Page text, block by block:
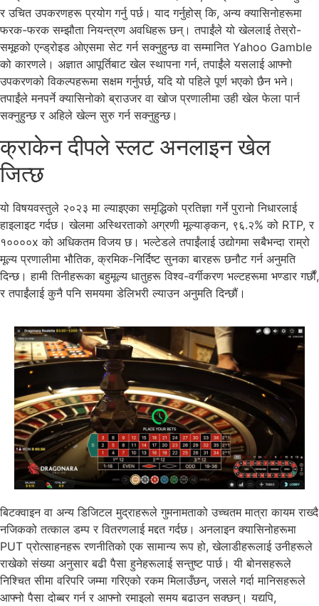
र उचित उपकरणहरू प्रयोग गर्नु पर्छ। याद गर्नुहोस् कि, अन्य क्यासिनोहरूमा
फरक-फरक सम्झौता नियन्त्रण अवधिहरू छन्। तपाईंले यो खेललाई तेस्रो-
समूहको एन्ड्रोइड ओएसमा सेट गर्न सक्नुहुन्छ वा सम्मानित Yahoo Gamble
को कारणले। अज्ञात आपूर्तिबाट खेल स्थापना गर्न, तपाईंले यसलाई आफ्नो
उपकरणको विकल्पहरूमा सक्षम गर्नुपर्छ, यदि यो पहिले पूर्ण भएको छैन भने।
तपाईंले मनपर्ने क्यासिनोको ब्राउजर वा खोज प्रणालीमा उही खेल फेला पार्न
सक्नुहुन्छ र अहिले खेल्न सुरु गर्न सक्नुहुन्छ।
क्राकेन दीपले स्लट अनलाइन खेल
जित्छ
यो विषयवस्तुले २०२३ मा ल्याइएका समृद्धिको प्रतिज्ञा गर्ने पुरानो निधारलाई
हाइलाइट गर्दछ। खेलमा अस्थिरताको अग्रणी मूल्याङ्कन, ९६.२% को RTP, र
१००००x को अधिकतम विजय छ। भल्टेडले तपाईंलाई उद्योगमा सबैभन्दा राम्रो
मूल्य प्रणालीमा भौतिक, क्रमिक-निर्दिष्ट सुनका बारहरू छनौट गर्न अनुमति
दिन्छ। हामी तिनीहरूका बहुमूल्य धातुहरू विश्व-वर्गीकरण भल्टहरूमा भण्डार गर्छौं,
र तपाईंलाई कुनै पनि समयमा डेलिभरी ल्याउन अनुमति दिन्छौं।
बिटक्वाइन वा अन्य डिजिटल मुद्राहरूले गुमनामताको उच्चतम मात्रा कायम राख्दै
नजिकको तत्काल डम्प र वितरणलाई मद्दत गर्दछ। अनलाइन क्यासिनोहरूमा
PUT प्रोत्साहनहरू रणनीतिको एक सामान्य रूप हो, खेलाडीहरूलाई उनीहरूले
राखेको संख्या अनुसार बढी पैसा हुनेहरूलाई सन्तुष्ट पार्छ। यी बोनसहरूले
निश्चित सीमा वरिपरि जम्मा गरिएको रकम मिलाउँछन्, जसले गर्दा मानिसहरूले
आफ्नो पैसा दोब्बर गर्न र आफ्नो रमाइलो समय बढाउन सक्छन्। यद्यपि,